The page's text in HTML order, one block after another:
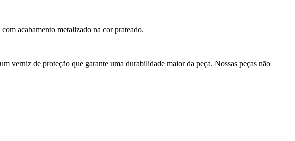
acabamento metalizado na cor prateado.
verniz de proteção que garante uma durabilidade maior da peça. Nossas peças não